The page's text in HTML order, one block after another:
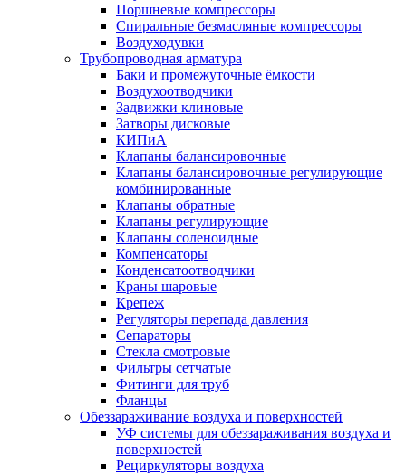
Поршневые компрессоры
Спиральные безмасляные компрессоры
Воздуходувки
Трубопроводная арматура
Баки и промежуточные ёмкости
Воздухоотводчики
Задвижки клиновые
Затворы дисковые
КИПиА
Клапаны балансировочные
Клапаны балансировочные регулирующие
комбинированные
Клапаны обратные
Клапаны регулирующие
Клапаны соленоидные
Компенсаторы
Конденсатоотводчики
Краны шаровые
Крепеж
Регуляторы перепада давления
Сепараторы
Стекла смотровые
Фильтры сетчатые
Фитинги для труб
Фланцы
Обеззараживание воздуха и поверхностей
УФ системы для обеззараживания воздуха и
поверхностей
Рециркуляторы воздуха